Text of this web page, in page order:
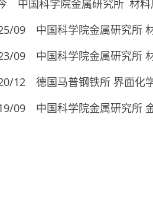
中国科学院金属研究所 材料
09 中国科学院金属研究所
09 中国科学院金属研究所
12 德国马普钢铁所 界面化
09 中国科学院金属研究所